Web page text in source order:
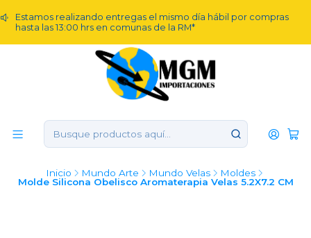
Estamos realizando entregas el mismo día hábil por compras
hasta las 13:00 hrs en comunas de la RM*
Inicio Mundo Arte Mundo Velas
Moldes
Molde Silicona Obelisco Aromaterapia Velas 5.2X7.2 CM